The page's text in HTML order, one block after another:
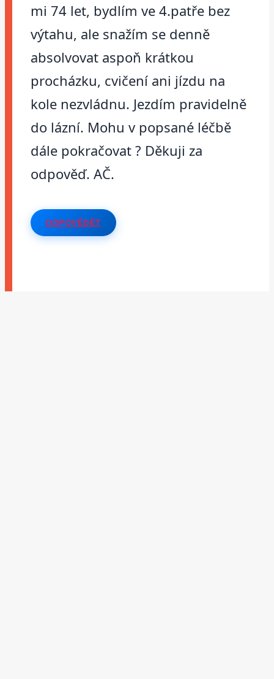
mi 74 let, bydlím ve 4.patře bez
výtahu, ale snažím se denně
absolvovat aspoň krátkou
procházku, cvičení ani jízdu na
kole nezvládnu. Jezdím pravidelně
do lázní. Mohu v popsané léčbě
dále pokračovat ? Děkuji za
odpověď. AČ.
ODPOVĚDĚT